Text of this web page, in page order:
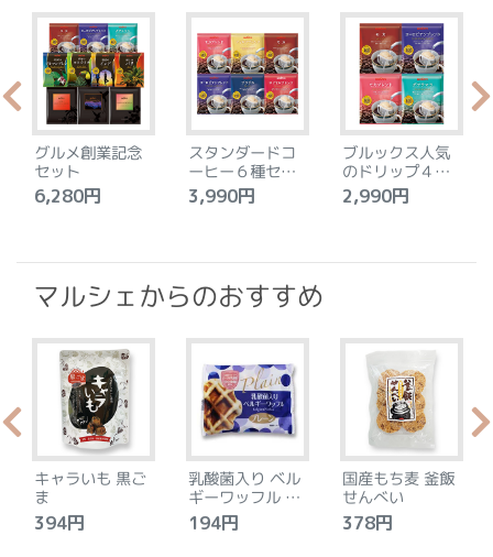
グルメ創業記念
セット
6,280円
スタンダードコ
ーヒー６種セッ
ト
3,990円
ブルックス人気
のドリップ４種
セット
2,990円
マルシェからのおすすめ
キャラいも 黒ご
ま
394円
乳酸菌入り ベル
ギーワッフル プ
レーン
194円
国産もち麦 釜飯
せんべい
378円